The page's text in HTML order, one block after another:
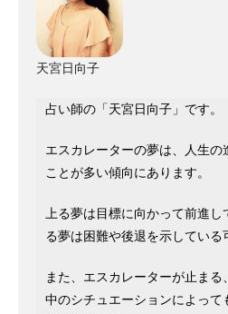
天宮日向子
占い師の「天宮日向子」です。
エスカレーターの夢は、人生の
ことが多い傾向にあります。
上る夢は目標に向かって前進し
る夢は困難や後退を示している
また、エスカレーターが止ま
中のシチュエーションによって